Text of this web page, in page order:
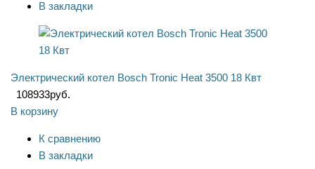
В закладки
Электрический котел Bosch Tronic Heat 3500 18 Квт
108933руб.
В корзину
К сравнению
В закладки